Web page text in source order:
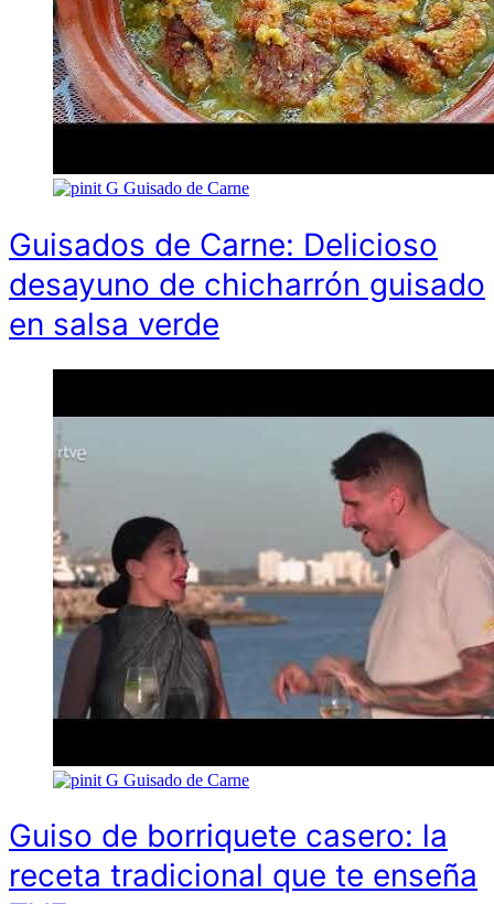
G Guisado de Carne
Guisados de Carne: Delicioso
desayuno de chicharrón guisado
en salsa verde
G Guisado de Carne
Guiso de borriquete casero: la
receta tradicional que te enseña